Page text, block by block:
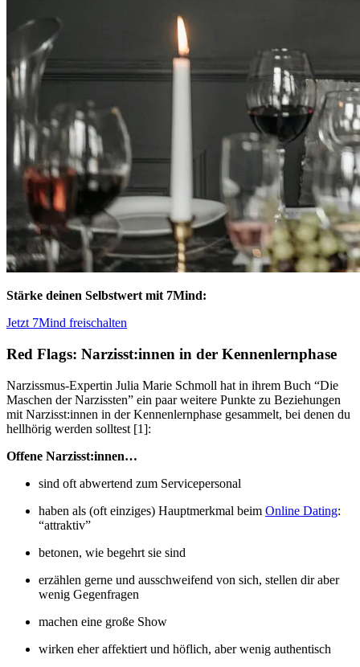
Stärke deinen Selbstwert mit 7Mind:
Jetzt 7Mind freischalten
Red Flags: Narzisst:innen in der Kennenlernphase
Narzissmus-Expertin Julia Marie Schmoll hat in ihrem Buch “Die
Maschen der Narzissten” ein paar weitere Punkte zu Beziehungen
mit Narzisst:innen in der Kennenlernphase gesammelt, bei denen du
hellhörig werden solltest [1]:
Offene Narzisst:innen…
sind oft abwertend zum Servicepersonal
haben als (oft einziges) Hauptmerkmal beim Online Dating:
“attraktiv”
betonen, wie begehrt sie sind
erzählen gerne und ausschweifend von sich, stellen dir aber
wenig Gegenfragen
machen eine große Show
wirken eher affektiert und höflich, aber wenig authentisch